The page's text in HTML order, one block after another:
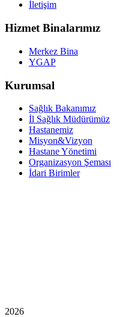
İletişim
Hizmet Binalarımız
Merkez Bina
YGAP
Kurumsal
Sağlık Bakanımız
İl Sağlık Müdürümüz
Hastanemiz
Misyon&Vizyon
Hastane Yönetimi
Organizasyon Şeması
İdari Birimler
2026